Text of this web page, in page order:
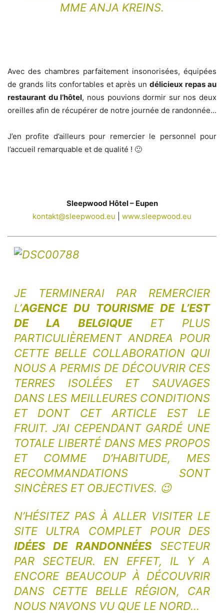
MME ANJA KREINS.
Avec des chambres parfaitement insonorisées, équipées
de grands lits confortables et après undélicieux repas au
restaurant du l’hôtel, nous pouvions dormir sur nos deux
oreilles afin de récupérer de notre journée de randonnée…
J’en profite d’ailleurs pour remercier le personnel pour
l’accueil remarquable et de qualité ! 🙂
Sleepwood Hôtel – Eupen
kontakt@sleepwood.eu
www.sleepwood.eu
JE TERMINERAI PAR REMERCIER
L’AGENCE DU TOURISME DE L’EST
DE LA BELGIQUEET PLUS
PARTICULIÈREMENT ANDREA POUR
CETTE BELLE COLLABORATION QUI
NOUS A PERMIS DE DÉCOUVRIR CES
TERRES ISOLÉES ET SAUVAGES
DANS LES MEILLEURES CONDITIONS
ET DONT CET ARTICLE EST LE
FRUIT. J’AI CEPENDANT GARDÉ UNE
TOTALE LIBERTÉ DANS MES PROPOS
ET COMME D’HABITUDE, MES
RECOMMANDATIONS SONT
SINCÈRES ET OBJECTIVES. 😉
N’HÉSITEZ PAS À ALLER VISITER LE
SITE ULTRA COMPLET POUR DES
IDÉES DE RANDONNÉESSECTEUR
PAR SECTEUR. EN EFFET, IL Y A
ENCORE BEAUCOUP À DÉCOUVRIR
DANS CETTE BELLE RÉGION, CAR
NOUS N’AVONS VU QUE LE NORD…